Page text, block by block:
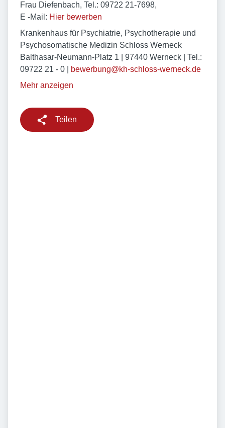
Frau Diefenbach, Tel.: 09722 21-7698,
E -Mail: Hier bewerben
Krankenhaus für Psychiatrie, Psychotherapie und
Psychosomatische Medizin Schloss Werneck
Balthasar-Neumann-Platz 1 | 97440 Werneck | Tel.:
09722 21 - 0 |
bewerbung@kh-schloss-werneck.de
Mehr anzeigen
Teilen